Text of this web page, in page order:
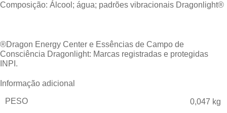
Composição: Álcool; água; padrões vibracionais Dragonlight®️
®️Dragon Energy Center e Essências de Campo de
Consciência Dragonlight: Marcas registradas e protegidas
INPI.
Informação adicional
PESO 0,047 kg